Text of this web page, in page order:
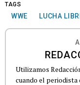
TAGS
WWE LUCHA
Utilizamos
cuando el periodista